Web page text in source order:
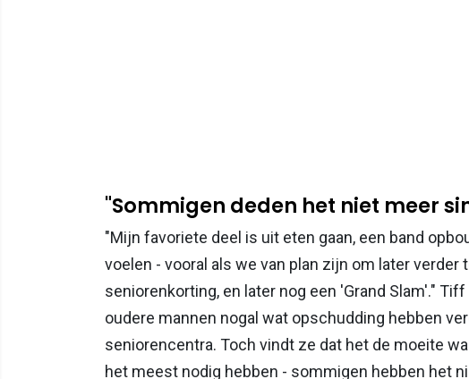
"Sommigen deden het niet meer
"Mijn favoriete deel is uit eten gaan, een band
voelen - vooral als we van plan zijn om later verder
seniorenkorting, en later nog een 'Grand Slam'."
oudere mannen nogal wat opschudding hebben
seniorencentra. Toch vindt ze dat het de moeite
het meest nodig hebben - sommigen hebben het